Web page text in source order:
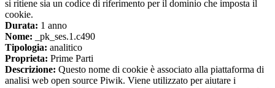
si ritiene sia un codice di riferimento per il dominio che imposta il
cookie.
Durata: 1 anno
Nome: _pk_ses.1.c490
Tipologia: analitico
Proprieta: Prime Parti
Descrizione: Questo nome di cookie è associato alla piattaforma di
analisi web open source Piwik. Viene utilizzato per aiutare i